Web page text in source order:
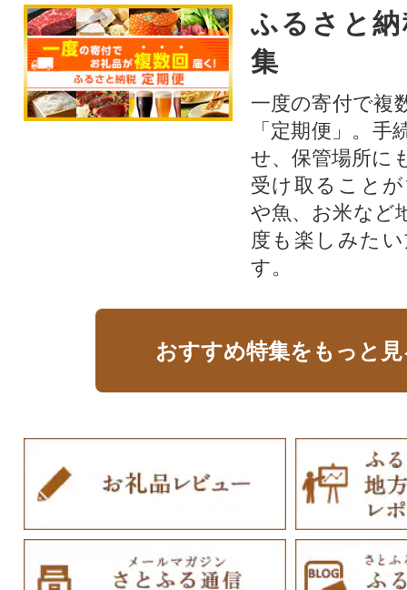
ふるさと
集
一度の寄付で複
「定期便」。
せ、保管場所に
受け取ること
や魚、お米など
度も楽しみた
す。
おすすめ特集をもっと